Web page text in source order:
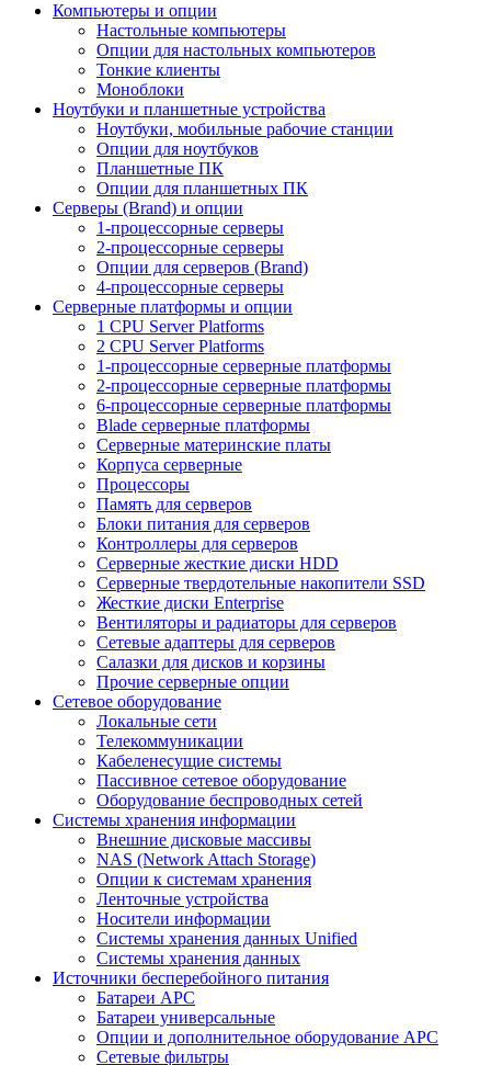
Компьютеры и опции
Настольные компьютеры
Опции для настольных компьютеров
Тонкие клиенты
Моноблоки
Ноутбуки и планшетные устройства
Ноутбуки, мобильные рабочие станции
Опции для ноутбуков
Планшетные ПК
Опции для планшетных ПК
Серверы (Brand) и опции
1-процессорные серверы
2-процессорные серверы
Опции для серверов (Brand)
4-процессорные серверы
Серверные платформы и опции
1 CPU Server Platforms
2 CPU Server Platforms
1-процессорные серверные платформы
2-процессорные серверные платформы
6-процессорные серверные платформы
Blade серверные платформы
Серверные материнские платы
Корпуса серверные
Процессоры
Память для серверов
Блоки питания для серверов
Контроллеры для серверов
Серверные жесткие диски HDD
Серверные твердотельные накопители SSD
Жесткие диски Enterprise
Вентиляторы и радиаторы для серверов
Сетевые адаптеры для серверов
Салазки для дисков и корзины
Прочие серверные опции
Сетевое оборудование
Локальные сети
Телекоммуникации
Кабеленесущие системы
Пассивное сетевое оборудование
Оборудование беспроводных сетей
Системы хранения информации
Внешние дисковые массивы
NAS (Network Attach Storage)
Опции к системам хранения
Ленточные устройства
Носители информации
Системы хранения данных Unified
Системы хранения данных
Источники бесперебойного питания
Батареи APC
Батареи универсальные
Опции и дополнительное оборудование АРС
Сетевые фильтры